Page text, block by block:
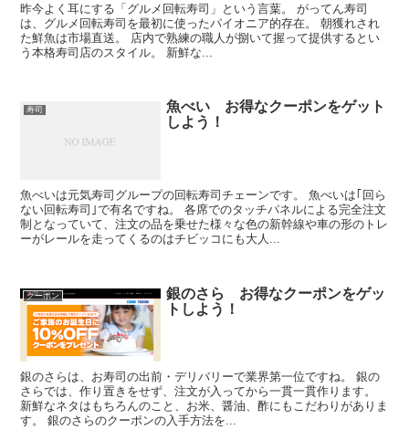
昨今よく耳にする「グルメ回転寿司」という言葉。 がってん寿司
は、グルメ回転寿司を最初に使ったパイオニア的存在。 朝獲れされ
た鮮魚は市場直送。 店内で熟練の職人が捌いて握って提供するとい
う本格寿司店のスタイル。 新鮮な...
寿司
魚べい お得なクーポンをゲット
しよう！
魚べいは元気寿司グループの回転寿司チェーンです。 魚べいは｢回ら
ない回転寿司｣で有名ですね。 各席でのタッチパネルによる完全注文
制となっていて、注文の品を乗せた様々な色の新幹線や車の形のトレ
ーがレールを走ってくるのはチビッコにも大人...
クーポン
銀のさら お得なクーポンをゲッ
トしよう！
銀のさらは、お寿司の出前・デリバリーで業界第一位ですね。 銀の
さらでは、作り置きをせず、注文が入ってから一貫一貫作ります。
新鮮なネタはもちろんのこと、お米、醤油、酢にもこだわりがありま
す。 銀のさらのクーポンの入手方法を...